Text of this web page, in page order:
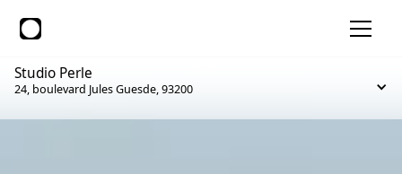
Studio Perle
24, boulevard Jules Guesde, 93200